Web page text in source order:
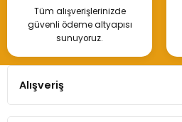
Tüm alışverişlerinizde
güvenli ödeme altyapısı
sunuyoruz.
Alışveriş